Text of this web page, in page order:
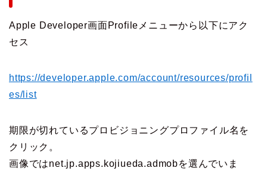
Apple Developer画面Profileメニューから以下にアク
セス
https://developer.apple.com/account/resources/profil
es/list
期限が切れているプロビジョニングプロファイル名を
クリック。
画像ではnet.jp.apps.kojiueda.admobを選んでいま